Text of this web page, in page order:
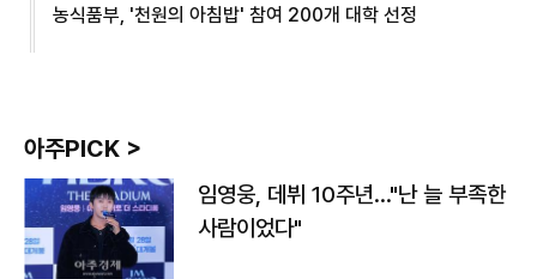
농식품부, '천원의 아침밥' 참여 200개 대학 선정
아주PICK >
임영웅, 데뷔 10주년…"난 늘 부족한
사람이었다"